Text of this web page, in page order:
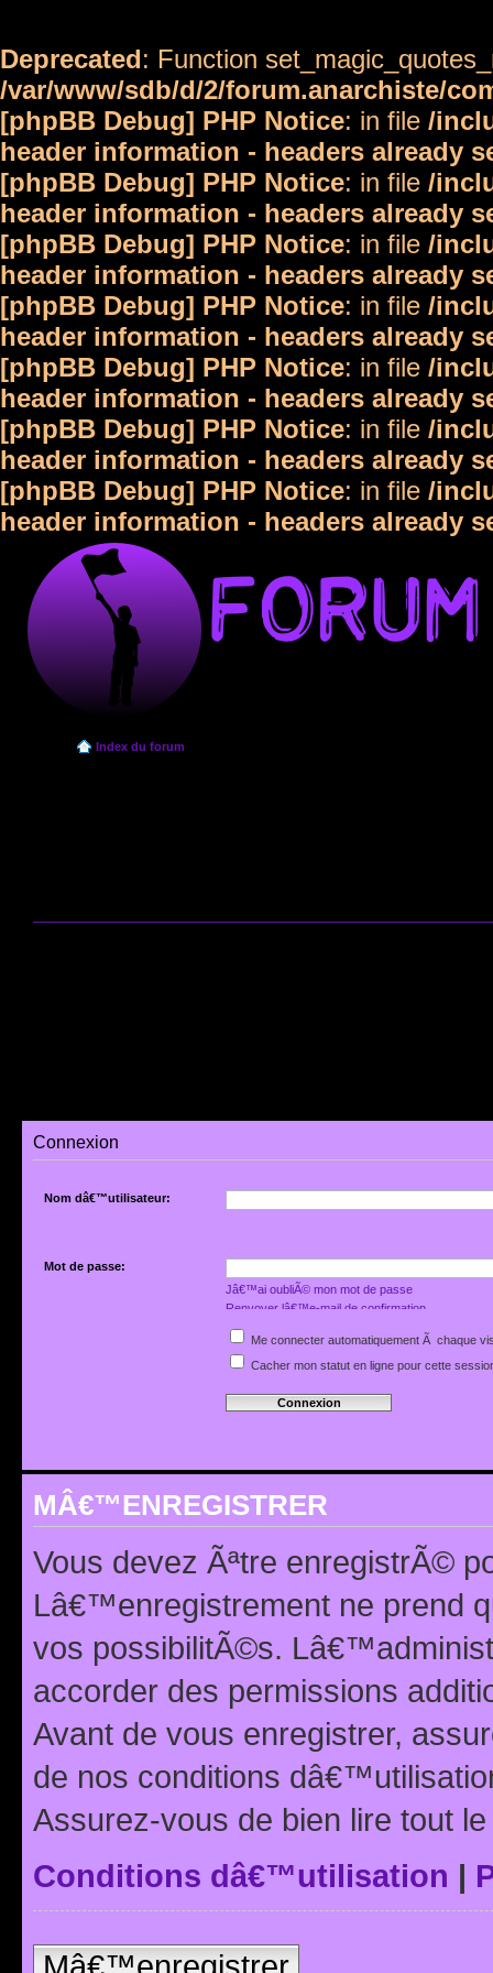
Deprecated: Function
/var/www/sdb/d/2/forum.anarchiste/
[phpBB Debug] PHP Notice: in file /
header information - headers already
[phpBB Debug] PHP Notice: in file /
header information - headers already
[phpBB Debug] PHP Notice: in file /
header information - headers already
[phpBB Debug] PHP Notice: in file /
header information - headers already
[phpBB Debug] PHP Notice: in file /
header information - headers already
[phpBB Debug] PHP Notice: in file /
header information - headers already
[phpBB Debug] PHP Notice: in file /
header information - headers already
Index du forum
Connexion
Nom dâ€™utilisateur:
Mot de passe:
Jâ€™ai oubliÃ© mon mot de passe
Renvoyer lâ€™e-mail de confirmation
Me connecter automatiquement Ã chaque
Cacher mon statut en ligne pour cette
MÂ€™ENREGISTRER
Vous devez Ãªtre enregistrÃ©
Lâ€™enregistrement ne prend
vos possibilitÃ©s.
accorder des permissions
Avant de vous enregistrer,
de nos conditions
Assurez-vous de bien lire tout
Conditions dâ€™utilisation |
Mâ€™enregistrer